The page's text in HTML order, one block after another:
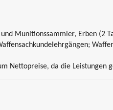
Munitionssammler, Erben (2
Nettopreise, da die Leistungen